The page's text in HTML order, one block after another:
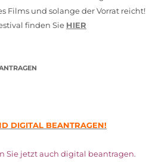
Films und solange der Vorrat reicht!
finden Sie HIER
DIGITAL BEANTRAGEN!
Sie jetzt auch digital beantragen.